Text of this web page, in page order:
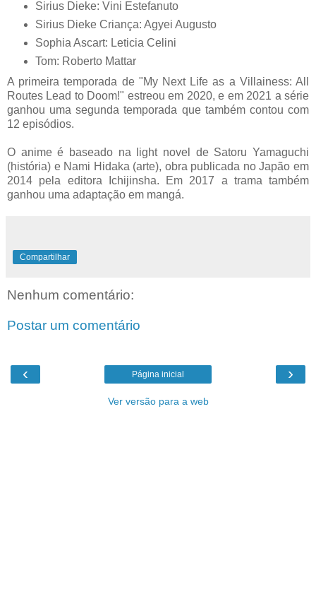
Sirius Dieke: Vini Estefanuto
Sirius Dieke Criança: Agyei Augusto
Sophia Ascart: Leticia Celini
Tom: Roberto Mattar
A primeira temporada de "My Next Life as a Villainess: All
Routes Lead to Doom!" estreou em 2020, e em 2021 a série
ganhou uma segunda temporada que também contou com
12 episódios.
O anime é baseado na light novel de Satoru Yamaguchi
(história) e Nami Hidaka (arte), obra publicada no Japão em
2014 pela editora Ichijinsha. Em 2017 a trama também
ganhou uma adaptação em mangá.
Compartilhar
Nenhum comentário:
Postar um comentário
‹ ›
Página inicial
Ver versão para a web